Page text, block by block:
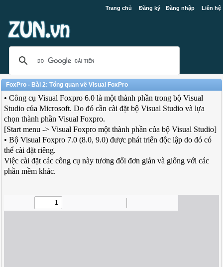
Trang chủ Đăng ký Đăng nhập Liên hệ
FoxPro - Bài 2: Tổng quan về Visual FoxPro
• Công cụ Visual Foxpro 6.0 là một thành phần trong bộ Visual
Studio của Microsoft. Do đó cần cài đặt bộ Visual Studio và lựa
chọn thành phần Visual Foxpro.
[Start menu -> Visual Foxpro một thành phần của bộ Visual Studio]
• Bộ Visual Foxpro 7.0 (8.0, 9.0) được phát triển độc lập do đó có
thể cài đặt riêng.
Việc cài đặt các công cụ này tương đối đơn giản và giống với các
phần mềm khác.